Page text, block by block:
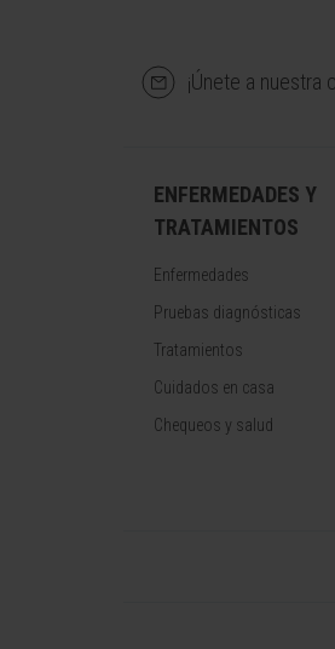
¡Únete a nuestra
ENFERMEDADES Y
TRATAMIENTOS
Enfermedades
Pruebas diagnósticas
Tratamientos
Cuidados en casa
Chequeos y salud